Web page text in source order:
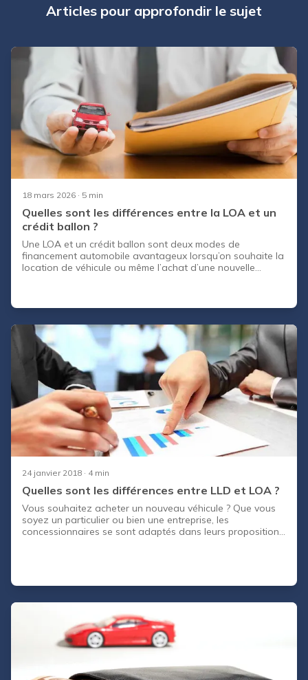
Articles pour approfondir le sujet
18 mars 2026 · 5 min
Quelles sont les différences entre la LOA et un
crédit ballon ?
Une LOA et un crédit ballon sont deux modes de
financement automobile avantageux lorsqu’on souhaite la
location de véhicule ou même l’achat d’une nouvelle
24 janvier 2018 · 4 min
Quelles sont les différences entre LLD et LOA ?
Vous souhaitez acheter un nouveau véhicule ? Que vous
soyez un particulier ou bien une entreprise, les
concessionnaires se sont adaptés dans leurs propositions